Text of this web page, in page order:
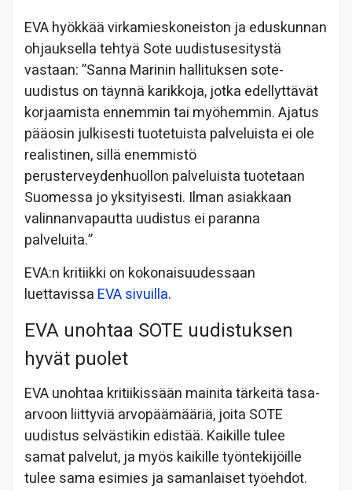
EVA hyökkää virkamieskoneiston ja eduskunnan
ohjauksella tehtyä Sote uudistusesitystä
vastaan: ”Sanna Marinin hallituksen sote-
uudistus on täynnä karikkoja, jotka edellyttävät
korjaamista ennemmin tai myöhemmin. Ajatus
pääosin julkisesti tuotetuista palveluista ei ole
realistinen, sillä enemmistö
perusterveydenhuollon palveluista tuotetaan
Suomessa jo yksityisesti. Ilman asiakkaan
valinnanvapautta uudistus ei paranna
palveluita.”
EVA:n kritiikki on kokonaisuudessaan
luettavissa EVA sivuilla.
EVA unohtaa SOTE uudistuksen
hyvät puolet
EVA unohtaa kritiikissään mainita tärkeitä tasa-
arvoon liittyviä arvopäämääriä, joita SOTE
uudistus selvästikin edistää. Kaikille tulee
samat palvelut, ja myös kaikille työntekijöille
tulee sama esimies ja samanlaiset työehdot.